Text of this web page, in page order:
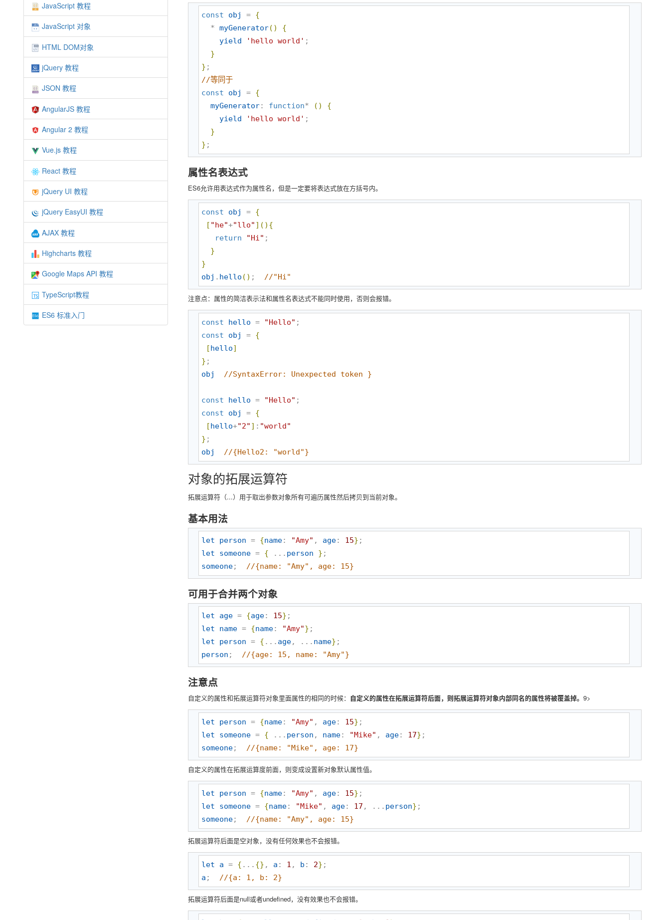
JavaScript 教程
JavaScript 对象
HTML DOM对象
jQuery 教程
JSON 教程
AngularJS 教程
Angular 2 教程
Vue.js 教程
React 教程
jQuery UI 教程
jQuery EasyUI 教程
AJAX 教程
Highcharts 教程
Google Maps API 教程
TypeScript教程
ES6 标准入门
const obj = {
  *
myGenerator( )
{
yield
' hello world ' ;
}
}
//等同于
const
obj = {
myGenerator: function* ( )
{
yield
' hello world ' ;
}
} ;
属性名表达式
ES6允许用表达式作为属性名，但是一定要将表达式放在方括号内。
const obj = {
[ "he"+"llo" ] ( ) {
return
"Hi" ;
}
}
obj . hello ( ) ; //"Hi"
注意点：属性的简洁表示法和属性名表达式不能同时使用，否则会报错。
const hello = "Hello"
const
obj = {
[hello]
}
obj
//SyntaxError: Unexpected token }
const hello = "Hello"
const
obj = {
[hello+"2" ] : "world"
}
obj
//{Hello2: "world"}
对象的拓展运算符
拓展运算符（...）用于取出参数对象所有可遍历属性然后拷贝到当前对象。
基本用法
let person = {name: "Amy" , age: 15}
let
someone = { ... person }
someone; //{name: "Amy", age: 15}
可用于合并两个对象
let age = {age: 15}
let
name = {name: "Amy"}
let
person = { ... age, ... name}
person ; //{age: 15, name: "Amy"}
注意点
自定义的属性和拓展运算符对象里面属性的相同的时候： 自定义的属性在拓展运算符后面，则拓展运算符对象内部同名的属性将被覆盖掉。 9>
let person = {name: "Amy" , age: 15}
let
someone = { ... person , name: "Mike" , age: 17}
someone; //{name: "Mike", age: 17}
自定义的属性在拓展运算度前面，则变成设置新对象默认属性值。
let person = {name: "Amy" , age: 15}
let
someone = {name: "Mike" , age: 17 , ... person}
someone; //{name: "Amy", age: 15}
拓展运算符后面是空对象，没有任何效果也不会报错。
let a = { ... {} , a : 1 , b : 2}
a ; //{a: 1, b: 2}
拓展运算符后面是null或者undefined，没有效果也不会报错。